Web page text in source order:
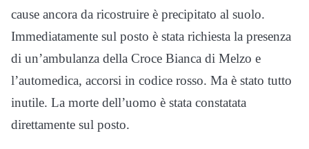
cause ancora da ricostruire è precipitato al suolo.
Immediatamente sul posto è stata richiesta la presenza
di un’ambulanza della Croce Bianca di Melzo e
l’automedica, accorsi in codice rosso. Ma è stato tutto
inutile. La morte dell’uomo è stata constatata
direttamente sul posto.